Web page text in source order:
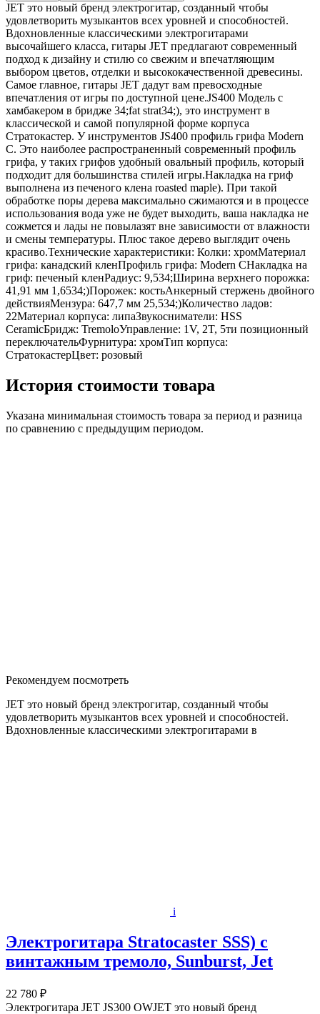
JET это новый бренд электрогитар, созданный чтобы
удовлетворить музыкантов всех уровней и способностей.
Вдохновленные классическими электрогитарами
высочайшего класса, гитары JET предлагают современный
подход к дизайну и стилю со свежим и впечатляющим
выбором цветов, отделки и высококачественной древесины.
Самое главное, гитары JET дадут вам превосходные
впечатления от игры по доступной цене.JS400 Модель с
хамбакером в бридже 34;fat strat34;), это инструмент в
классической и самой популярной форме корпуса
Стратокастер. У инструментов JS400 профиль грифа Modern
C. Это наиболее распространенный современный профиль
грифа, у таких грифов удобный овальный профиль, который
подходит для большинства стилей игры.Накладка на гриф
выполнена из печеного клена roasted maple). При такой
обработке поры дерева максимально сжимаются и в процессе
использования вода уже не будет выходить, ваша накладка не
сожмется и лады не повылазят вне зависимости от влажности
и смены температуры. Плюс такое дерево выглядит очень
красиво.Технические характеристики: Колки: хромМатериал
грифа: канадский кленПрофиль грифа: Modern CНакладка на
гриф: печеный кленРадиус: 9,534;Ширина верхнего порожка:
41,91 мм 1,6534;)Порожек: костьАнкерный стержень двойного
действияМензура: 647,7 мм 25,534;)Количество ладов:
22Материал корпуса: липаЗвукосниматели: HSS
CeramicБридж: TremoloУправление: 1V, 2T, 5ти позиционный
переключательФурнитура: хромТип корпуса:
СтратокастерЦвет: розовый
История стоимости товара
Указана минимальная стоимость товара за период и разница
по сравнению с предыдущим периодом.
Рекомендуем посмотреть
JET это новый бренд электрогитар, созданный чтобы
удовлетворить музыкантов всех уровней и способностей.
Вдохновленные классическими электрогитарами в
i
Электрогитара Stratocaster SSS) с
винтажным тремоло, Sunburst, Jet
22 780 ₽
Электрогитара JET JS300 OWJET это новый бренд